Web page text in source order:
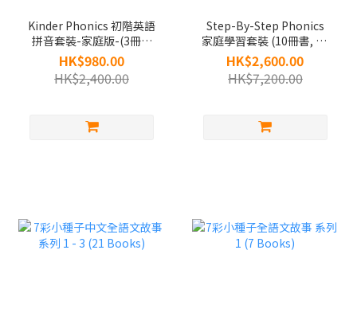
Kinder Phonics 初階英語
拼音套裝-家庭版-(3冊課
本, 2冊故事書, 2年使用電
子學習平台)
HK$980.00
HK$2,400.00
Step-By-Step Phonics
家庭學習套裝 (10冊書, 50
張 Phonics Cards, 2年使
用電子學習平台)
HK$2,600.00
HK$7,200.00